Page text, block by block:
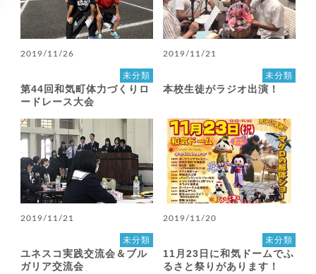
2019/11/26
未分類
第44回和気町体力づくりロ
ードレース大会
2019/11/21
未分類
本校生徒がラジオ出演！
2019/11/21
未分類
ユネスコ実践交流会＆ブル
ガリア交流会
2019/11/20
未分類
11月23日に和気ドームでふ
るさと祭りがあります！